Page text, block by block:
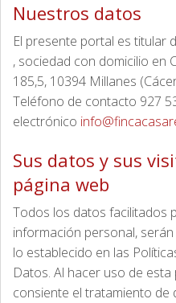
Nuestros datos
El presente portal es titular
, sociedad con domicilio en
185,5, 10394 Millanes
Teléfono de contacto 927
electrónico
Sus datos y sus
página web
Todos los datos facilitados
información personal,
lo establecido en las
Datos. Al hacer uso de
consiente el tratamiento de